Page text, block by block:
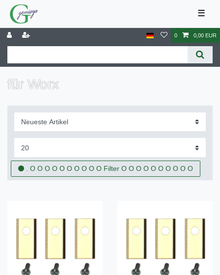
☰
0 0,00 EUR
für Worx
. O O O O O O O O O O Filter O O O O O O O O O O